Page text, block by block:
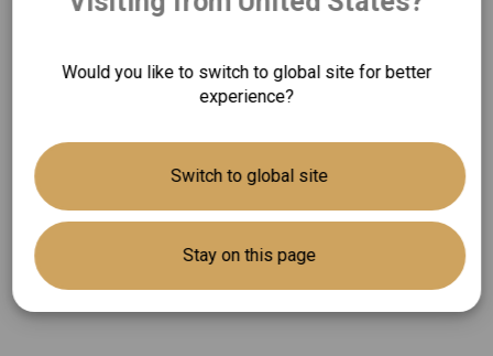
Would you like to switch to global site for better
experience?
Switch to global site
Stay on this page